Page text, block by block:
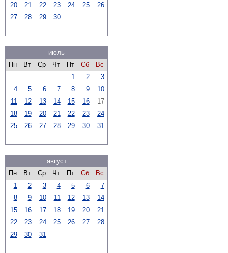
20
21 22 23 24 25
26
27
28 29 30
июль
Пн
Вт Ср Чт Пт Сб
Вс
1
2
3
4
5 6 7 8 9
10
11
12 13 14 15 16
17
18
19 20 21 22 23
24
25
26 27 28 29 30 31
август
Пн
Вт Ср Чт Пт Сб
Вс
1
2 3 4 5 6
7
8
9 10 11 12 13
14
15
16 17 18 19 20
21
22
23 24 25 26 27
28
29
30 31